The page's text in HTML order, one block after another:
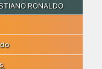
RONALDO